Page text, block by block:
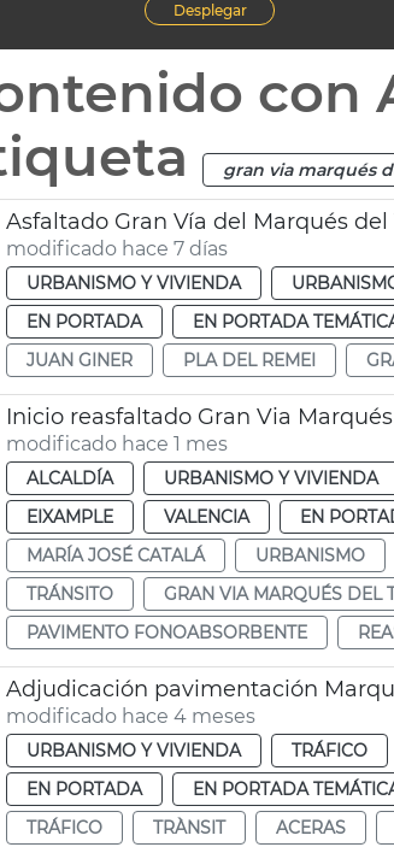
Desplegar
con
gran via marqués
Asfaltado Gran Vía del Marqués del
modificado hace 7 días
URBANISMO Y VIVIENDA
EN PORTADA
EN PORTADA
JUAN GINER
PLA DEL REMEI
Inicio reasfaltado Gran Via
modificado hace 1 mes
ALCALDÍA URBANISMO Y VIVIENDA
EIXAMPLE
VALENCIA EN
MARÍA JOSÉ CATALÁ
URBANISMO
TRÁNSITO
GRAN VIA MARQUÉS DEL
PAVIMENTO FONOABSORBENTE
Adjudicación pavimentación
modificado hace 4 meses
URBANISMO Y VIVIENDA TRÁFICO
EN PORTADA
EN PORTADA
TRÁFICO
TRÀNSIT ACERAS